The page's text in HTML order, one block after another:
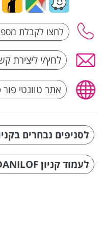
לחץ/י ליצירת
אתר טוונטי פור
לסניפים נבחרים
לעמוד קניון BIG FASHION DANILOF טבריה